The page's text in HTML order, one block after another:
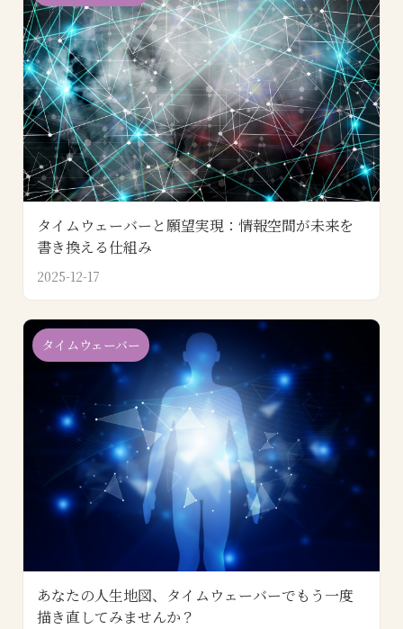
タイムウェーバーと願望実現：情報空間が未来を
書き換える仕組み
2025-12-17
タイムウェーバー
あなたの人生地図、タイムウェーバーでもう一度
描き直してみませんか？